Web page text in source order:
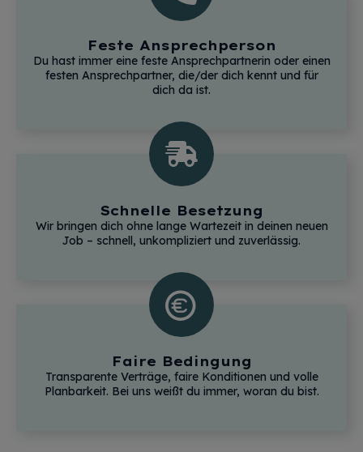
Feste Ansprechperson
Du hast immer eine feste Ansprechpartnerin oder einen
festen Ansprechpartner, die/der dich kennt und für
dich da ist.
Schnelle Besetzung
Wir bringen dich ohne lange Wartezeit in deinen neuen
Job – schnell, unkompliziert und zuverlässig.
Faire Bedingung
Transparente Verträge, faire Konditionen und volle
Planbarkeit. Bei uns weißt du immer, woran du bist.